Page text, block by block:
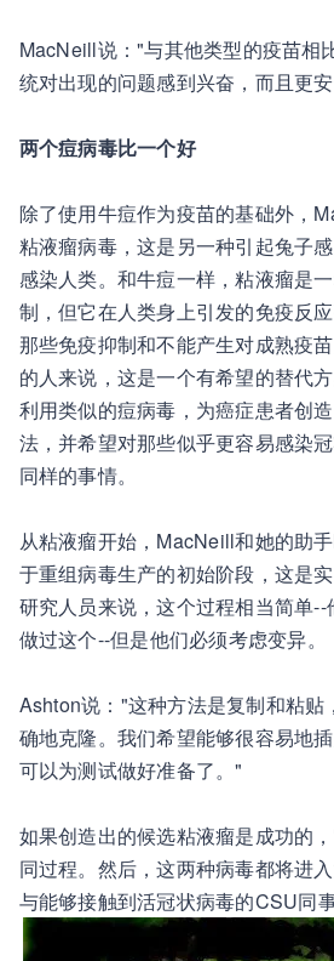
MacNeill说："与其他类型的疫苗相
统对出现的问题感到兴奋，而且更
两个痘病毒比一个好
除了使用牛痘作为疫苗的基础外，
粘液瘤病毒，这是另一种引起兔子
感染人类。和牛痘一样，粘液瘤是
制，但它在人类身上引发的免疫反
那些免疫抑制和不能产生对成熟疫
的人来说，这是一个有希望的替代
利用类似的痘病毒，为癌症患者创
法，并希望对那些似乎更容易感染
同样的事情。
从粘液瘤开始，MacNeill和她的助
于重组病毒生产的初始阶段，这是
研究人员来说，这个过程相当简单
做过这个--但是他们必须考虑变异。
Ashton说："这种方法是复制和粘贴
确地克隆。我们希望能够很容易地
可以为测试做好准备了。"
如果创造出的候选粘液瘤是成功的
同过程。然后，这两种病毒都将进
与能够接触到活冠状病毒的CSU同